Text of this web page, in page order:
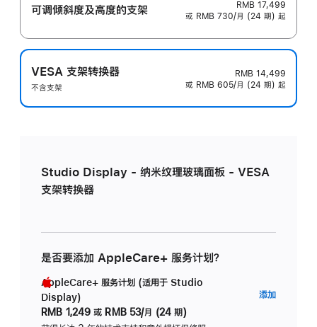
可调倾斜度及高‍度的支‍架
RMB 17,499
或 RMB 730/月 (24 期) 起
VESA 支架转换器
不含支架
RMB 14,499
或 RMB 605/月 (24 期) 起
Studio Display - 纳米纹理玻璃面板 - VESA
支架转换器
是否要添加 AppleCare+ 服务计划？
AppleCare+ 服务计划 (适用于 Studio
Display)
RMB 1,249 或 RMB 53/月 (24 期)
添加